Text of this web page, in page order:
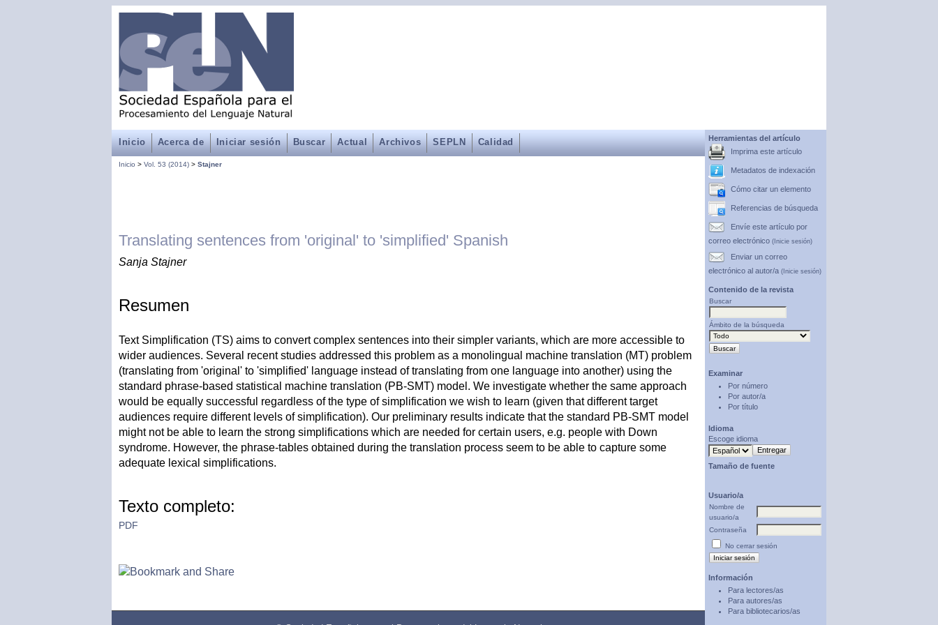
Herramientas del artículo
Imprima este artículo
Metadatos de indexación
Cómo citar un elemento
Referencias de búsqueda
Envíe este artículo por
correo electrónico(Inicie sesión)
Enviar un correo
electrónico al autor/a(Inicie sesión)
Contenido de la revista
Buscar
Ámbito de la búsqueda
Examinar
Por número
Por autor/a
Por título
Idioma
Escoge idioma
Tamaño de fuente
Usuario/a
Nombre de
usuario/a
Contraseña
No cerrar sesión
Información
Para lectores/as
Para autores/as
Para bibliotecarios/as
Inicio Acerca de Iniciar sesión Buscar Actual Archivos SEPLN Calidad
Inicio > Vol. 53 (2014) > Stajner
Translating sentences from 'original' to 'simplified' Spanish
Sanja Stajner
Resumen
Text Simplification (TS) aims to convert complex sentences into their simpler variants, which are more accessible to
wider audiences. Several recent studies addressed this problem as a monolingual machine translation (MT) problem
(translating from 'original' to 'simplified' language instead of translating from one language into another) using the
standard phrase-based statistical machine translation (PB-SMT) model. We investigate whether the same approach
would be equally successful regardless of the type of simplification we wish to learn (given that different target
audiences require different levels of simplification). Our preliminary results indicate that the standard PB-SMT model
might not be able to learn the strong simplifications which are needed for certain users, e.g. people with Down
syndrome. However, the phrase-tables obtained during the translation process seem to be able to capture some
adequate lexical simplifications.
Texto completo:
PDF